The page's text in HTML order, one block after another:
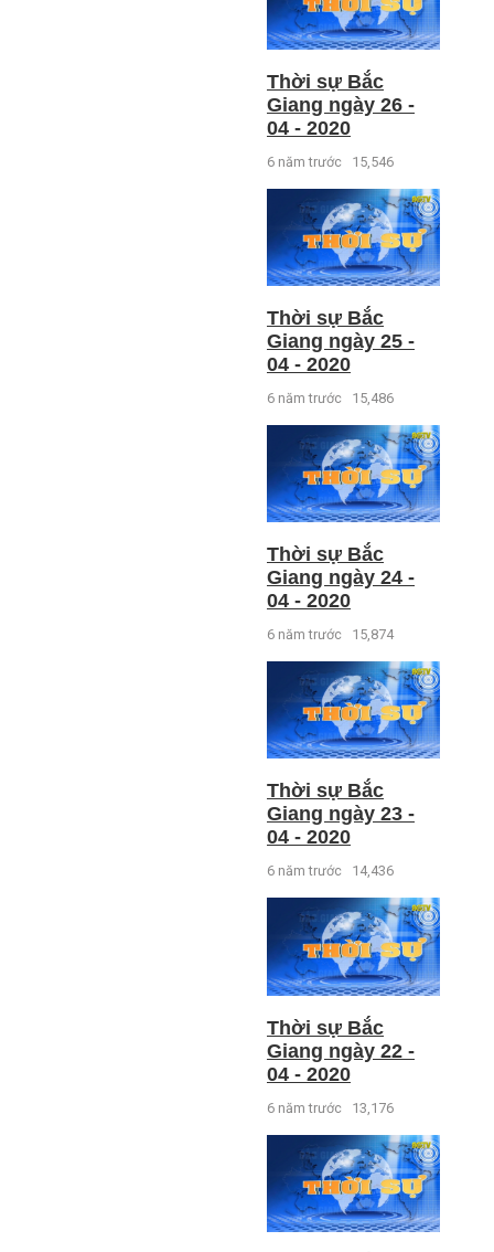
Thời sự Bắc
Giang ngày 26 -
04 - 2020
6 năm trước 15,546
Thời sự Bắc
Giang ngày 25 -
04 - 2020
6 năm trước 15,486
Thời sự Bắc
Giang ngày 24 -
04 - 2020
6 năm trước 15,874
Thời sự Bắc
Giang ngày 23 -
04 - 2020
6 năm trước 14,436
Thời sự Bắc
Giang ngày 22 -
04 - 2020
6 năm trước 13,176